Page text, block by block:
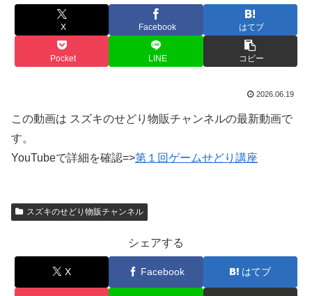
X Facebook はてブ
Pocket LINE コピー
2026.06.19
この動画は スズキのせどり物販チャンネルの最新動画で
す。
YouTubeで詳細を確認=>第１回ゲームせどり講座
スズキのせどり物販チャンネル
シェアする
X Facebook はてブ